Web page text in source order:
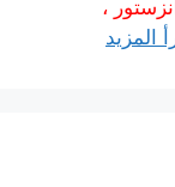
،
المزيد